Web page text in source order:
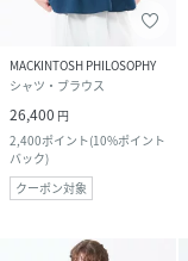
MACKINTOSH PHILOSOPHY
シャツ・ブラウス
26,400 円
2,400ポイント(10%ポイント
バック)
クーポン対象